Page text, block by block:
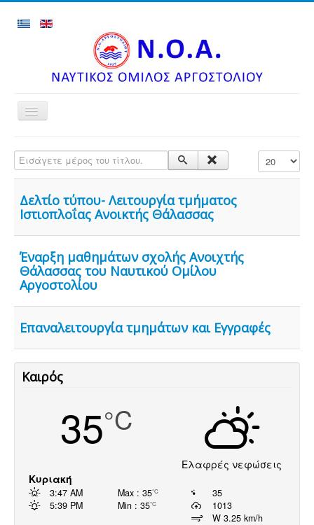
Toggle
Navigation
Ανακοινώσεις
Αποτελέσματα Αγώνων
Εγκαταστάσεις
Φωτογραφίες
Επιτυχίες Τμημάτων
Επικοινωνία
Σύνδεσμοι
Εισάγετε μέρος του τίτλου. Εμφάνιση #
Δελτίο τύπου- Λειτουργία τμήματος
Ιστιοπλοΐας Ανοικτής Θάλασσας
Έναρξη μαθημάτων σχολής Ανοιχτής
Θάλασσας του Ναυτικού Ομίλου
Αργοστολίου
Επαναλειτουργία τμημάτων και Εγγραφές
Καιρός
Ελαφρές νεφώσεις
35°C
Κυριακή
3:47 AM
5:39 PM
Max : 35°C
Min : 35°C
35
1013
W 3.25 km/h